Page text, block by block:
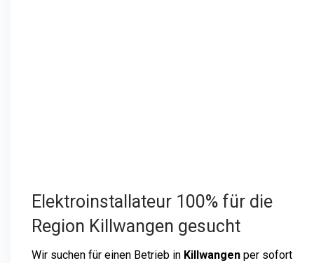
Elektroinstallateur 100% für die
Region Killwangen gesucht
Wir suchen für einen Betrieb in Killwangen per sofort